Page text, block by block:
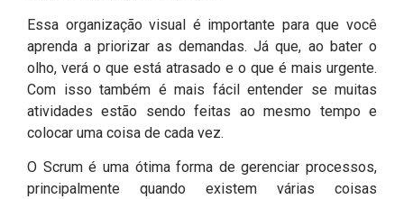
Essa organização visual é importante para que você
aprenda a priorizar as demandas. Já que, ao bater o
olho, verá o que está atrasado e o que é mais urgente.
Com isso também é mais fácil entender se muitas
atividades estão sendo feitas ao mesmo tempo e
colocar uma coisa de cada vez.
O Scrum é uma ótima forma de gerenciar processos,
principalmente quando existem várias coisas